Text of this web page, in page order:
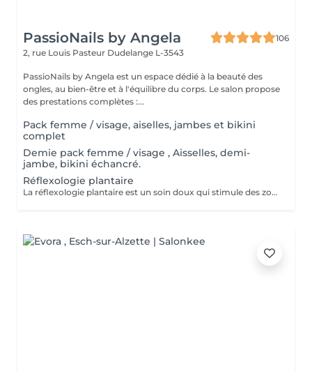
PassioNails by Angela
106
2, rue Louis Pasteur Dudelange L-3543
PassioNails by Angela est un espace dédié à la beauté des
ongles, au bien-être et à l'équilibre du corps. Le salon propose
des prestations complètes :...
Pack femme / visage, aiselles, jambes et bikini
complet
Demie pack femme / visage , Aisselles, demi-
jambe, bikini échancré.
Réflexologie plantaire
La réflexologie plantaire est un soin doux qui stimule des zones précises du pied pour rééquilibrer le corps, apaiser le stress et libérer les tensions. Grâce à des pressions ciblées, elle favorise la détente profonde, améliore le sommeil, la circulation et le bien-être général. Un moment de relaxation totale, où le corps retrouve naturellement son harmonie